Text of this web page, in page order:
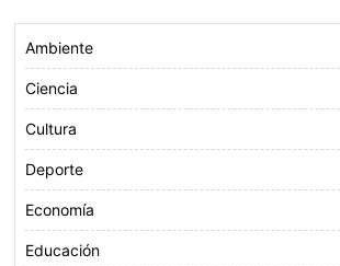
Ambiente
Ciencia
Cultura
Deporte
Economía
Educación